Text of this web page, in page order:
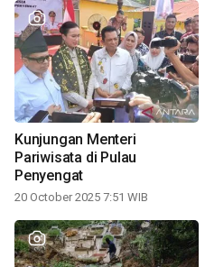
Kunjungan Menteri
Pariwisata di Pulau
Penyengat
20 October 2025 7:51 WIB